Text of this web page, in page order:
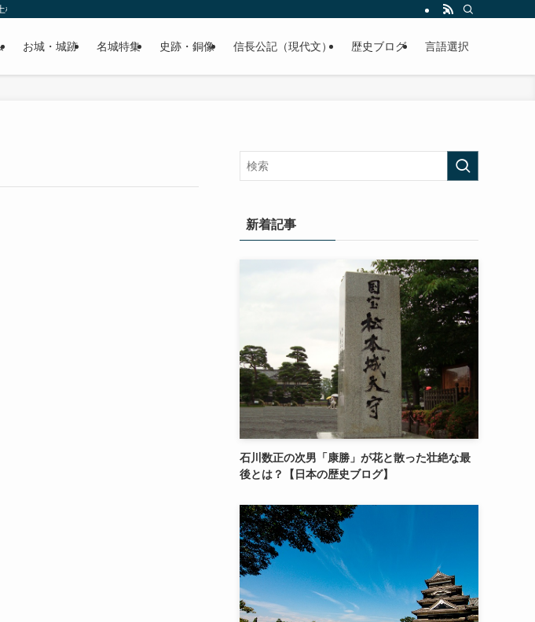
山時代（戦国時代）、江戸時代と幅広くご紹介致します。
お城・城跡 名城特集 史跡・銅像 信長公記（現代文） 歴史ブログ 言語選択
新着記事
石川数正の次男「康勝」が花と散った壮絶な最
後とは？【日本の歴史ブログ】